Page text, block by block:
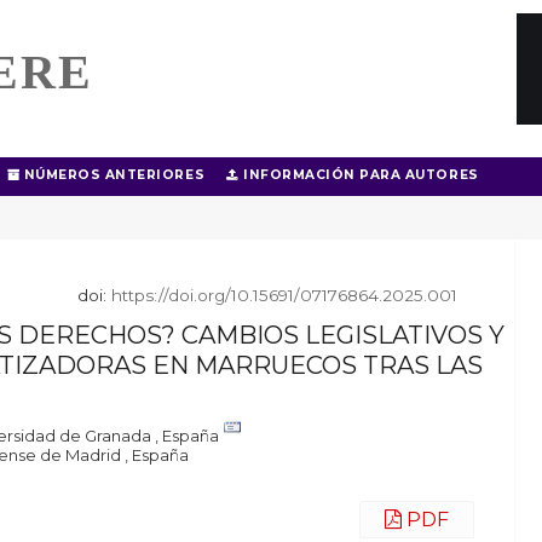
NÚMEROS ANTERIORES INFORMACIÓN PARA AUTORES
doi: https://doi.org/10.15691/07176864.2025.001
CAMBIOS LEGISLATIVOS Y
EN MARRUECOS TRAS LAS
de Granada , España
de Madrid , España
PDF